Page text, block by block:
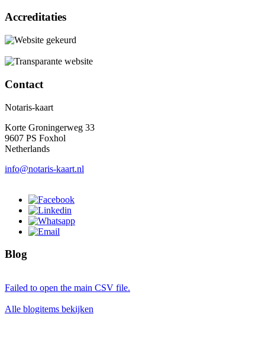
Accreditaties
Contact
Notaris-kaart
Korte Groningerweg 33
9607 PS Foxhol
Netherlands
info@notaris-kaart.nl
Blog
Failed to open the main CSV file.
Alle blogitems bekijken